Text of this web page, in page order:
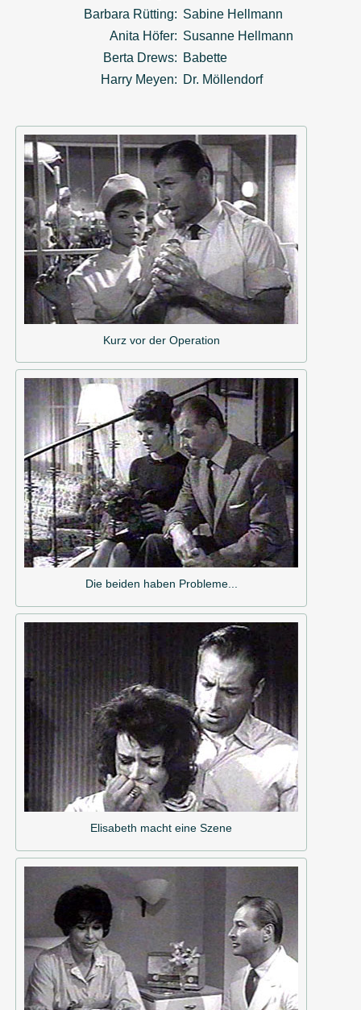
Barbara Rütting: Sabine Hellmann
Anita Höfer: Susanne Hellmann
Berta Drews: Babette
Harry Meyen: Dr. Möllendorf
Kurz vor der Operation
Die beiden haben Probleme...
Elisabeth macht eine Szene